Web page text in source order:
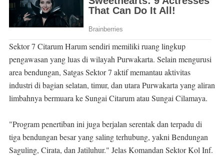
Sektor 7 Citarum Harum sendiri memiliki ruang lingkup
pengawasan yang luas di wilayah Purwakarta. Selain mengurusi
area bendungan, Satgas Sektor 7 aktif memantau aktivitas
industri di bagian selatan, timur, dan utara Purwakarta yang aliran
limbahnya bermuara ke Sungai Citarum atau Sungai Cilamaya.
"Program penertiban ini juga berjalan serentak dan terpadu di
tiga bendungan besar yang saling terhubung, yakni Bendungan
Saguling, Cirata, dan Jatiluhur." Jelas Komandan Sektor Kol Inf.